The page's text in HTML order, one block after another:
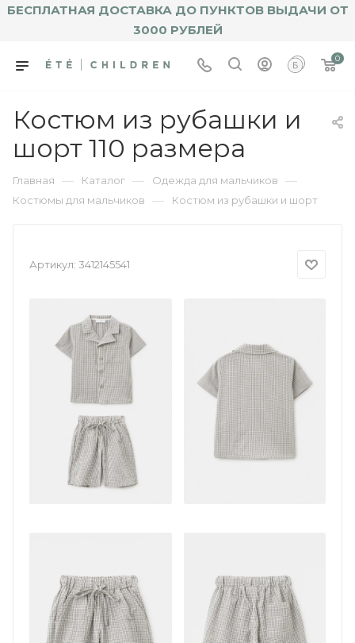
БЕСПЛАТНАЯ ДОСТАВКА ДО ПУНКТОВ ВЫДАЧИ ОТ
3000 РУБЛЕЙ
0
Костюм из рубашки и
шорт 110 размера
Главная — Каталог — Одежда для мальчиков —
Костюмы для мальчиков — Костюм из рубашки и шорт
Артикул: 3412145541